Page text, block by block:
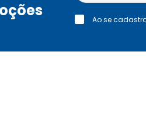
Ao se